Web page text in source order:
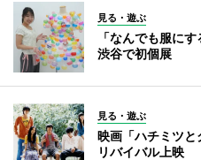
見る・遊ぶ
「なんでも服に
渋谷で初個展
見る・遊ぶ
映画「ハチミツ
リバイバル上映